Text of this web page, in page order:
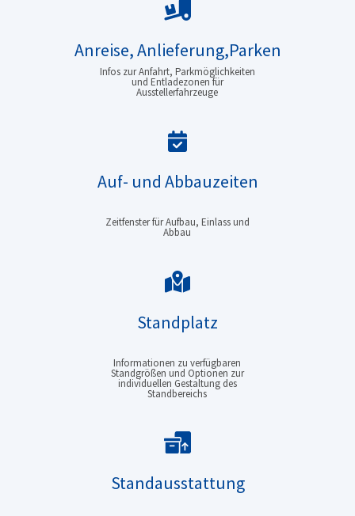
Anreise, Anlieferung,Parken
Infos zur Anfahrt, Parkmöglichkeiten
und Entladezonen für
Ausstellerfahrzeuge
Auf- und Abbauzeiten
Zeitfenster für Aufbau, Einlass und
Abbau
Standplatz
Informationen zu verfügbaren
Standgrößen und Optionen zur
individuellen Gestaltung des
Standbereichs
Standausstattung